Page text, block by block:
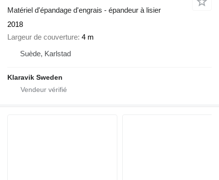
Matériel d'épandage d'engrais - épandeur à lisier
2018
Largeur de couverture 4 m
Suède, Karlstad
Klaravik Sweden